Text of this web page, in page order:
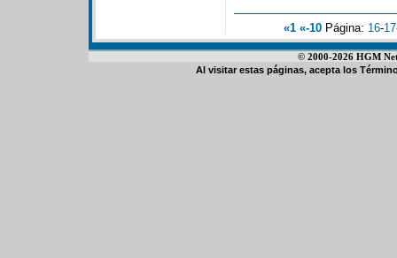
«1 «-10 Página: 16-17
© 2000-2026 HGM
Al visitar estas páginas, acepta los